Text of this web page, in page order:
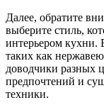
Далее, обратите
выберите стиль,
интерьером кухни.
таких как
доводчики разных
предпочтений и
техники.